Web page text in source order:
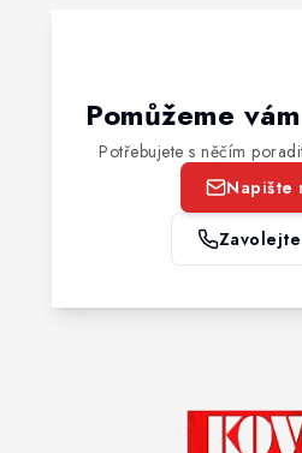
Pomůžeme
Potřebujete s něčím
Napište
Zavolejte